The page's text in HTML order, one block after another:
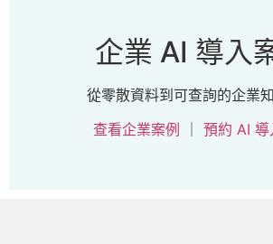
企業 AI 導入
從零散資料到可查詢的企業
查看企業案例
預約 AI 導